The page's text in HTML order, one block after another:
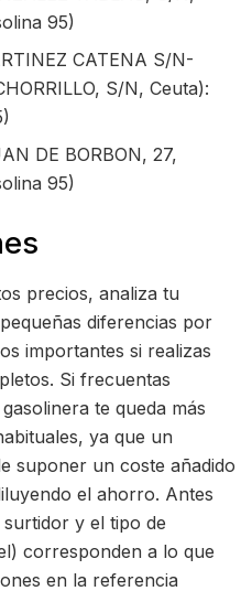
95)
CATENA S/N-
S/N, Ceuta):
DE BORBON, 27,
95)
precios, analiza tu
diferencias por
importantes si realizas
Si frecuentas
te queda más
ya que un
suponer un coste añadido
el ahorro. Antes
y el tipo de
corresponden a lo que
en la referencia